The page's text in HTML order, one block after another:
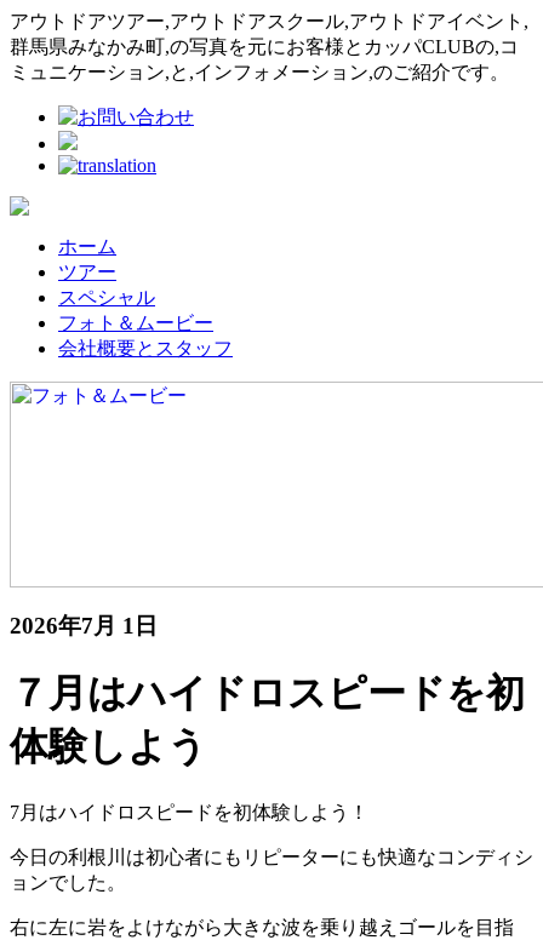
アウトドアツアー,アウトドアスクール,アウトドアイベント,
群馬県みなかみ町,の写真を元にお客様とカッパCLUBの,コ
ミュニケーション,と,インフォメーション,のご紹介です。
ホーム
ツアー
スペシャル
フォト＆ムービー
会社概要とスタッフ
2026年7月 1日
７月はハイドロスピードを初
体験しよう
7月はハイドロスピードを初体験しよう！
今日の利根川は初心者にもリピーターにも快適なコンディシ
ョンでした。
右に左に岩をよけながら大きな波を乗り越えゴールを目指